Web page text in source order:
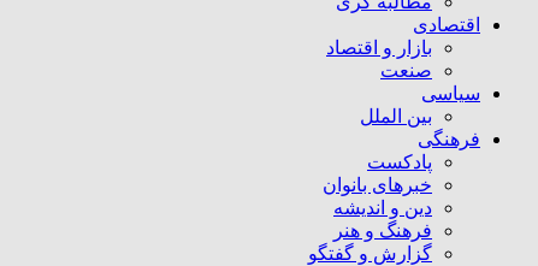
اقتصادی
بازار و اقتصاد
صنعت
سیاسی
بین الملل
فرهنگی
پادکست
خبرهای بانوان
دین و اندیشه
فرهنگ و هنر
گزارش و گفتگو